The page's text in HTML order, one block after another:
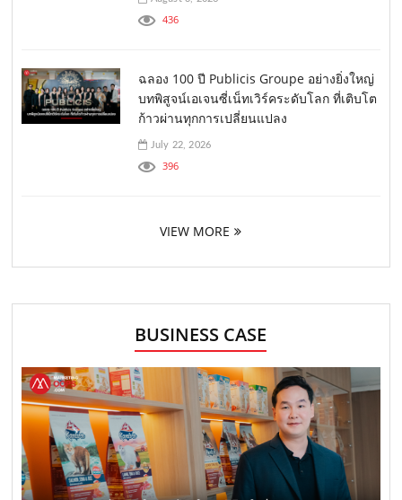
436
ฉลอง 100 ปี Publicis Groupe อย่างยิ่งใหญ่
บทพิสูจน์เอเจนซี่เน็ทเวิร์คระดับโลก ที่เติบโต
ก้าวผ่านทุกการเปลี่ยนแปลง
July 22, 2026
396
VIEW MORE
BUSINESS CASE